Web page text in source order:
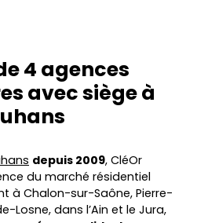
4 agences
avec siège à
depuis 2009, CléOr
du marché résidentiel
à Chalon-sur-Saône, Pierre-
Losne, dans l’Ain et le Jura,